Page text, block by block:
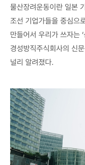
물산장려운동이란 일본
조선 기업가들을 중심으
만들어서 우리가 쓰자는
경성방직주식회사의 신
널리 알려졌다.